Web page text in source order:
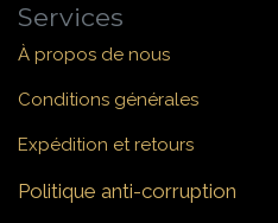
Services
À propos de nous
Conditions générales
Expédition et retours
Politique anti-corruption